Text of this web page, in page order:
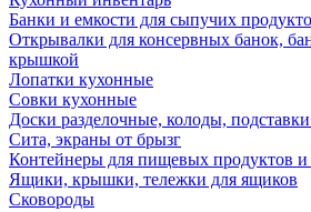
Банки и емкости для сыпучих
Открывалки для консервных банок,
крышкой
Лопатки кухонные
Совки кухонные
Доски разделочные, колоды,
Сита, экраны от брызг
Контейнеры для пищевых продуктов
Ящики, крышки, тележки для ящиков
Сковороды